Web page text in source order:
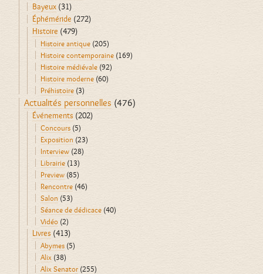
Bayeux (31)
Éphéméride (272)
Histoire (479)
Histoire antique (205)
Histoire contemporaine (169)
Histoire médiévale (92)
Histoire moderne (60)
Préhistoire (3)
Actualités personnelles (476)
Événements (202)
Concours (5)
Exposition (23)
Interview (28)
Librairie (13)
Preview (85)
Rencontre (46)
Salon (53)
Séance de dédicace (40)
Vidéo (2)
Livres (413)
Abymes (5)
Alix (38)
Alix Senator (255)